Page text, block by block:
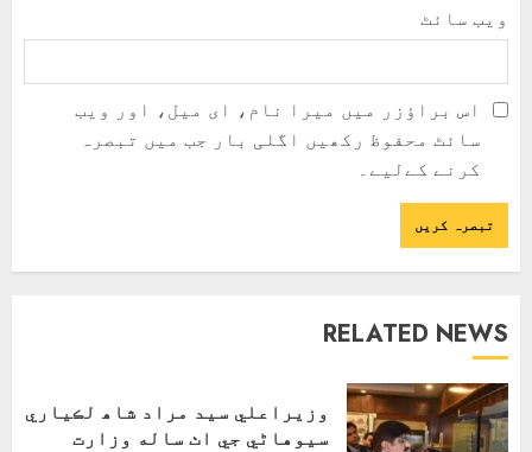
ویب‌ سائٹ
اس براؤزر میں میرا نام، ای میل، اور ویب
سائٹ محفوظ رکھیں اگلی بار جب میں تبصرہ
کرنے کےلیے۔
RELATED NEWS
وزيراعلي سيد مراد شاھ لڪياري
سيوهاڻي جي اٺ ساله وزارت